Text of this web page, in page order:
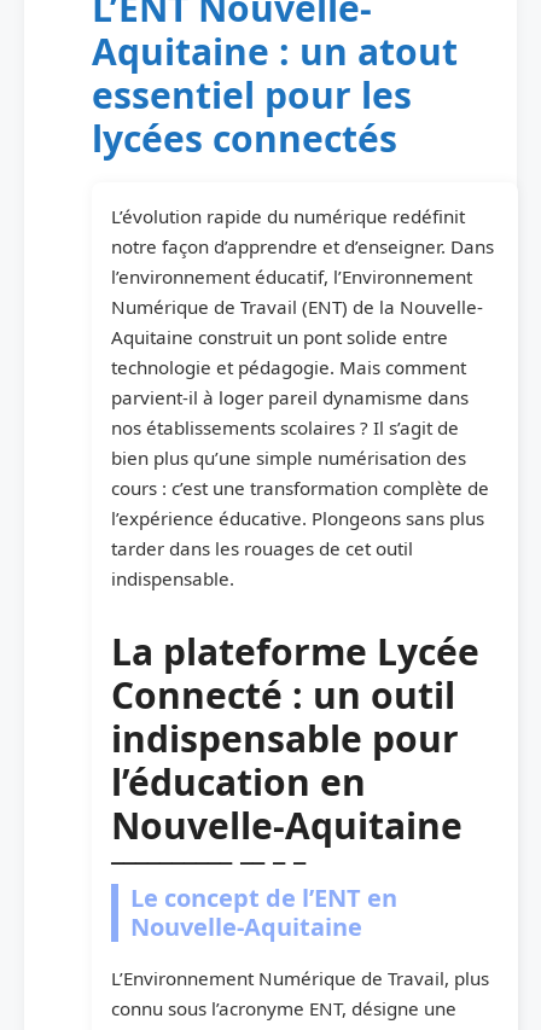
Aquitaine : un atout
essentiel pour les
lycées connectés
L’évolution rapide du numérique redéfinit
notre façon d’apprendre et d’enseigner. Dans
l’environnement éducatif, l’Environnement
Numérique de Travail (ENT) de la Nouvelle-
Aquitaine construit un pont solide entre
technologie et pédagogie. Mais comment
parvient-il à loger pareil dynamisme dans
nos établissements scolaires ? Il s’agit de
bien plus qu’une simple numérisation des
cours : c’est une transformation complète de
l’expérience éducative. Plongeons sans plus
tarder dans les rouages de cet outil
indispensable.
La plateforme Lycée
Connecté : un outil
indispensable pour
l’éducation en
Nouvelle-Aquitaine
Le concept de l’ENT en
Nouvelle-Aquitaine
L’Environnement Numérique de Travail, plus
connu sous l’acronyme ENT, désigne une